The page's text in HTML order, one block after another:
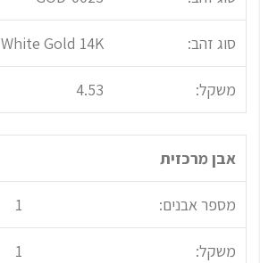
סוג זהב: White Gold 14K
משקל: 4.53
אבן מרכזית
מספר אבנים: 1
משקל: 1